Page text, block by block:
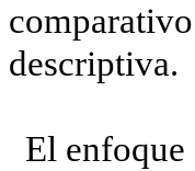
descriptiva.
El